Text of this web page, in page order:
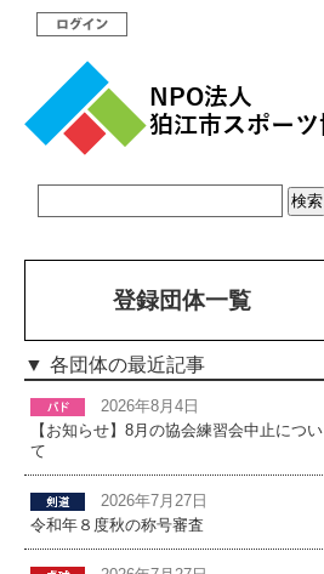
登録団体一覧
各団体の最近記事
2026年8月4日
【お知らせ】8月の協会練習会中止につい
て
2026年7月27日
令和年８度秋の称号審査